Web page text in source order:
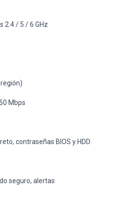
2.4 / 5 / 6 GHz
Mbps
contraseñas BIOS y HDD
seguro, alertas